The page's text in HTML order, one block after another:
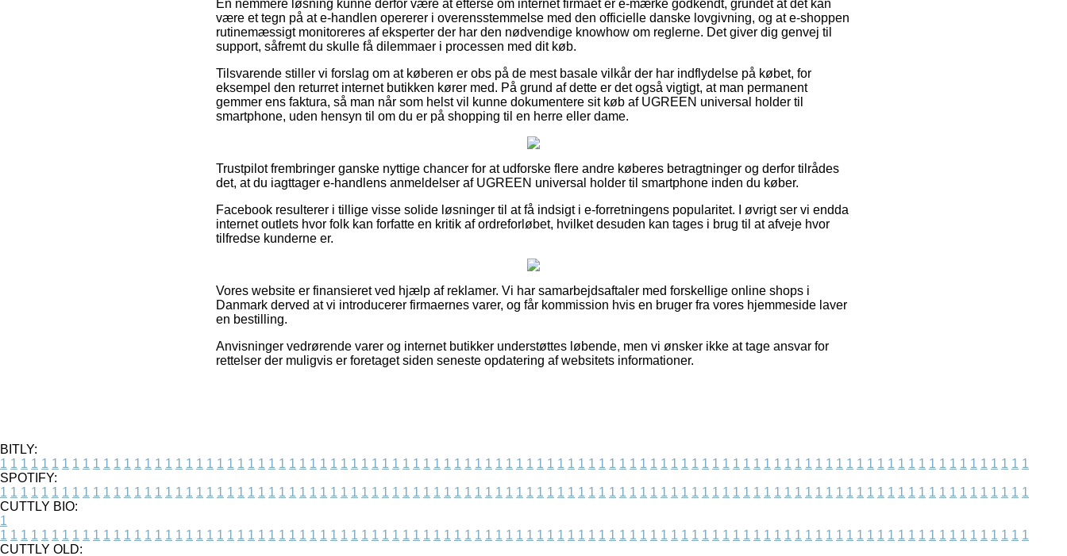
En nemmere løsning kunne derfor være at efterse om internet firmaet er e-mærke godkendt, grundet at det kan
være et tegn på at e-handlen opererer i overensstemmelse med den officielle danske lovgivning, og at e-shoppen
rutinemæssigt monitoreres af eksperter der har den nødvendige knowhow om reglerne. Det giver dig genvej til
support, såfremt du skulle få dilemmaer i processen med dit køb.
Tilsvarende stiller vi forslag om at køberen er obs på de mest basale vilkår der har indflydelse på købet, for
eksempel den returret internet butikken kører med. På grund af dette er det også vigtigt, at man permanent
gemmer ens faktura, så man når som helst vil kunne dokumentere sit køb af UGREEN universal holder til
smartphone, uden hensyn til om du er på shopping til en herre eller dame.
Trustpilot frembringer ganske nyttige chancer for at udforske flere andre køberes betragtninger og derfor tilrådes
det, at du iagttager e-handlens anmeldelser af UGREEN universal holder til smartphone inden du køber.
Facebook resulterer i tillige visse solide løsninger til at få indsigt i e-forretningens popularitet. I øvrigt ser vi endda
internet outlets hvor folk kan forfatte en kritik af ordreforløbet, hvilket desuden kan tages i brug til at afveje hvor
tilfredse kunderne er.
Vores website er finansieret ved hjælp af reklamer. Vi har samarbejdsaftaler med forskellige online shops i
Danmark derved at vi introducerer firmaernes varer, og får kommission hvis en bruger fra vores hjemmeside laver
en bestilling.
Anvisninger vedrørende varer og internet butikker understøttes løbende, men vi ønsker ikke at tage ansvar for
rettelser der muligvis er foretaget siden seneste opdatering af websitets informationer.
BITLY:
1 1 1 1 1 1 1 1 1 1 1 1 1 1 1 1 1 1 1 1 1 1 1 1 1 1 1 1 1 1 1 1 1 1 1 1 1 1 1 1 1 1 1 1 1 1 1 1 1 1 1 1 1 1 1 1 1 1 1 1 1 1 1 1 1 1 1 1 1 1 1 1 1 1 1 1 1 1 1 1 1 1 1 1 1 1 1 1 1 1 1 1 1 1 1 1 1 1 1 1
SPOTIFY:
1 1 1 1 1 1 1 1 1 1 1 1 1 1 1 1 1 1 1 1 1 1 1 1 1 1 1 1 1 1 1 1 1 1 1 1 1 1 1 1 1 1 1 1 1 1 1 1 1 1 1 1 1 1 1 1 1 1 1 1 1 1 1 1 1 1 1 1 1 1 1 1 1 1 1 1 1 1 1 1 1 1 1 1 1 1 1 1 1 1 1 1 1 1 1 1 1 1 1 1
CUTTLY BIO:
1
1 1 1 1 1 1 1 1 1 1 1 1 1 1 1 1 1 1 1 1 1 1 1 1 1 1 1 1 1 1 1 1 1 1 1 1 1 1 1 1 1 1 1 1 1 1 1 1 1 1 1 1 1 1 1 1 1 1 1 1 1 1 1 1 1 1 1 1 1 1 1 1 1 1 1 1 1 1 1 1 1 1 1 1 1 1 1 1 1 1 1 1 1 1 1 1 1 1 1 1
CUTTLY OLD: